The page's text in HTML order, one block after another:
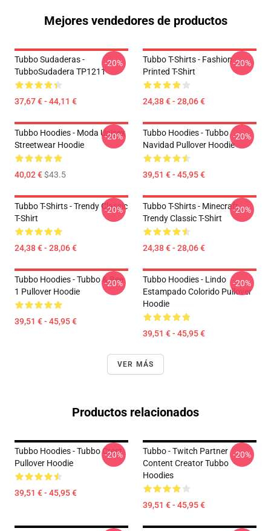
Mejores vendedores de productos
Tubbo Sudaderas -
TubboSudadera TP1211
37,67 € - 44,11 €
-20%
Tubbo T-Shirts - Fashion
Printed T-Shirt
24,38 € - 28,06 €
-20%
Tubbo Hoodies - Moda Unisex
Streetwear Hoodie
40,02 €$43.5
-20%
Tubbo Hoodies - Tubbo
Navidad Pullover Hoodie
39,51 € - 45,95 €
-20%
Tubbo T-Shirts - Trendy Classic
T-Shirt
24,38 € - 28,06 €
-20%
Tubbo T-Shirts - Minecraft
Trendy Classic T-Shirt
24,38 € - 28,06 €
-20%
Tubbo Hoodies - Tubbo & Bee
1 Pullover Hoodie
39,51 € - 45,95 €
-20%
Tubbo Hoodies - Lindo
Estampado Colorido Pullover
Hoodie
39,51 € - 45,95 €
-20%
VER MÁS
Productos relacionados
Tubbo Hoodies - Tubbo Crest
Pullover Hoodie
39,51 € - 45,95 €
-20%
Tubbo - Twitch Partner
Content Creator Tubbo
Hoodies
39,51 € - 45,95 €
-20%